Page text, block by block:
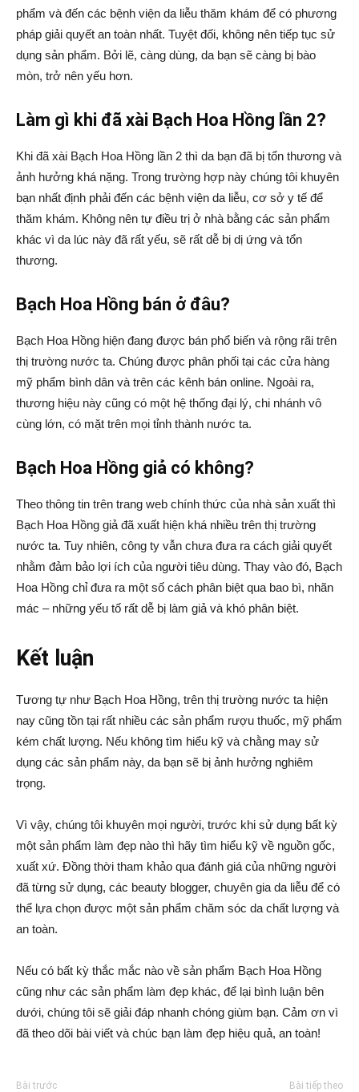
phẩm và đến các bệnh viện da liễu thăm khám để có phương
pháp giải quyết an toàn nhất. Tuyệt đối, không nên tiếp tục sử
dụng sản phẩm. Bởi lẽ, càng dùng, da bạn sẽ càng bị bào
mòn, trở nên yếu hơn.
Làm gì khi đã xài Bạch Hoa Hồng lần 2?
Khi đã xài Bạch Hoa Hồng lần 2 thì da bạn đã bị tổn thương và
ảnh hưởng khá nặng. Trong trường hợp này chúng tôi khuyên
bạn nhất định phải đến các bệnh viện da liễu, cơ sở y tế để
thăm khám. Không nên tự điều trị ở nhà bằng các sản phẩm
khác vì da lúc này đã rất yếu, sẽ rất dễ bị dị ứng và tổn
thương.
Bạch Hoa Hồng bán ở đâu?
Bạch Hoa Hồng hiện đang được bán phổ biến và rộng rãi trên
thị trường nước ta. Chúng được phân phối tại các cửa hàng
mỹ phẩm bình dân và trên các kênh bán online. Ngoài ra,
thương hiệu này cũng có một hệ thống đại lý, chi nhánh vô
cùng lớn, có mặt trên mọi tỉnh thành nước ta.
Bạch Hoa Hồng giả có không?
Theo thông tin trên trang web chính thức của nhà sản xuất thì
Bạch Hoa Hồng giả đã xuất hiện khá nhiều trên thị trường
nước ta. Tuy nhiên, công ty vẫn chưa đưa ra cách giải quyết
nhằm đảm bảo lợi ích của người tiêu dùng. Thay vào đó, Bạch
Hoa Hồng chỉ đưa ra một số cách phân biệt qua bao bì, nhãn
mác – những yếu tố rất dễ bị làm giả và khó phân biệt.
Kết luận
Tương tự như Bạch Hoa Hồng, trên thị trường nước ta hiện
nay cũng tồn tại rất nhiều các sản phẩm rượu thuốc, mỹ phẩm
kém chất lượng. Nếu không tìm hiểu kỹ và chằng may sử
dụng các sản phẩm này, da bạn sẽ bị ảnh hưởng nghiêm
trọng.
Vì vậy, chúng tôi khuyên mọi người, trước khi sử dụng bất kỳ
một sản phẩm làm đẹp nào thì hãy tìm hiểu kỹ về nguồn gốc,
xuất xứ. Đồng thời tham khảo qua đánh giá của những người
đã từng sử dụng, các beauty blogger, chuyên gia da liễu để có
thể lựa chọn được một sản phẩm chăm sóc da chất lượng và
an toàn.
Nếu có bất kỳ thắc mắc nào về sản phẩm Bạch Hoa Hồng
cũng như các sản phẩm làm đẹp khác, để lại bình luận bên
dưới, chúng tôi sẽ giải đáp nhanh chóng giùm bạn. Cảm ơn vì
đã theo dõi bài viết và chúc bạn làm đẹp hiệu quả, an toàn!
Bài trước Bài tiếp theo